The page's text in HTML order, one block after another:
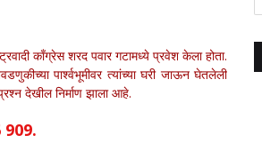
काँग्रेस शरद पवार गटामध्ये प्रवेश केला होता.
पार्श्वभूमीवर त्यांच्या घरी जाऊन घेतलेली
देखील निर्माण झाला आहे.
909.